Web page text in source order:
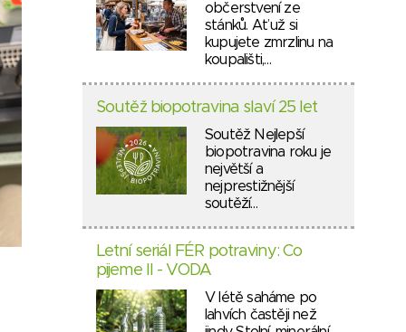
občerstvení ze
stánků. Ať už si
kupujete zmrzlinu na
koupališti,…
Soutěž biopotravina slaví 25 let
Soutěž Nejlepší
biopotravina roku je
největší a
nejprestižnější
soutěží…
Letní seriál FÉR potraviny: Co
pijeme II - VODA
V létě saháme po
lahvích častěji než